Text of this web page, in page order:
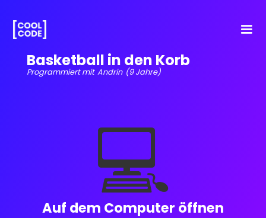
Basketball in den Korb
Programmiert mit Andrin (9 Jahre)
💻
Auf dem Computer öffnen